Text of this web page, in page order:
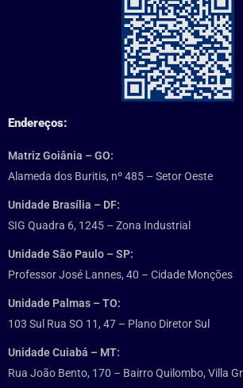
Endereços:
Matriz Goiânia – GO:
Alameda dos Buritis, nº 485 – Setor Oeste
Unidade Brasília – DF:
SIG Quadra 6, 1245 – Zona Industrial
Unidade São Paulo – SP:
Professor José Lannes, 40 – Cidade Monções
Unidade Palmas – TO:
103 Sul Rua SO 11, 47 – Plano Diretor Sul
Unidade Cuiabá – MT:
Rua João Bento, 170 – Bairro Quilombo, Villa